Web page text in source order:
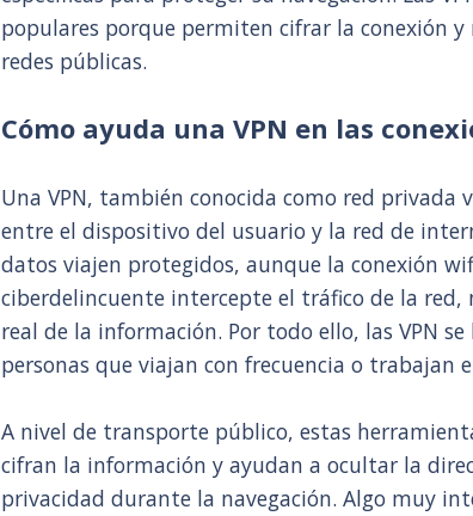
populares porque permiten cifrar la conexión y
redes públicas.
Cómo ayuda una VPN en las
Una VPN, también conocida como red
entre el dispositivo del usuario y la red de
datos viajen protegidos, aunque la conexión
ciberdelincuente intercepte el tráfico de la red,
real de la información. Por todo ello, las VPN
personas que viajan con frecuencia o trabajan
A nivel de transporte público, estas
cifran la información y ayudan a ocultar la
privacidad durante la navegación. Algo muy